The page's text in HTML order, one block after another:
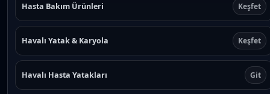
Hasta Bakım Ürünleri Keşfet
Havalı Yatak & Karyola Keşfet
Havalı Hasta Yatakları Git